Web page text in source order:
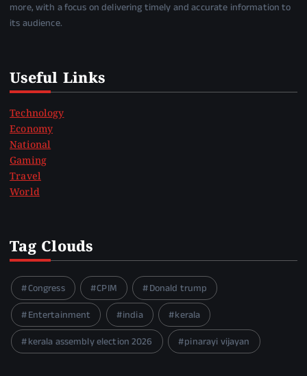
more, with a focus on delivering timely and accurate information to
its audience.
Useful Links
Technology
Economy
National
Gaming
Travel
World
Tag Clouds
Congress CPIM
Donald trump
Entertainment
india
kerala
kerala assembly election 2026
pinarayi vijayan